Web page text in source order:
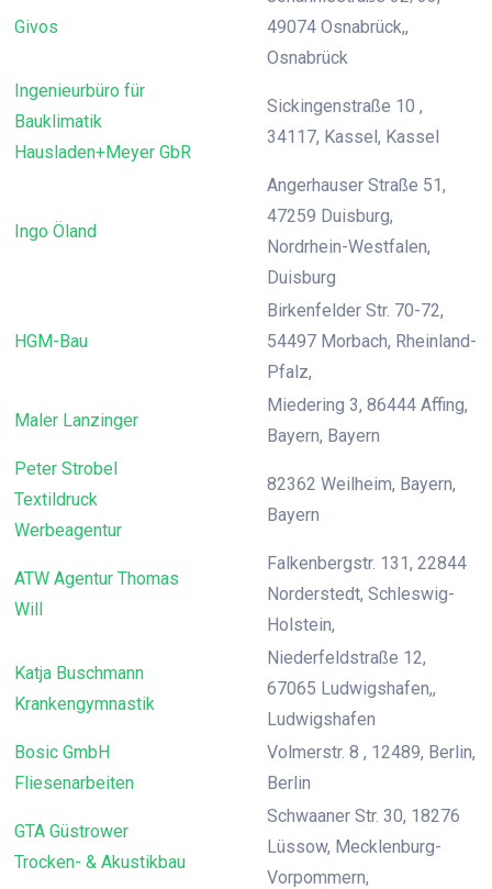
Givos
49074 Osnabrück,,
Osnabrück
Ingenieurbüro für
Bauklimatik
Hausladen+Meyer GbR
Sickingenstraße 10 ,
34117, Kassel, Kassel
Ingo Öland
Angerhauser Straße 51,
47259 Duisburg,
Nordrhein-Westfalen,
Duisburg
HGM-Bau
Birkenfelder Str. 70-72,
54497 Morbach, Rheinland-
Pfalz,
Maler Lanzinger
Miedering 3, 86444 Affing,
Bayern, Bayern
Peter Strobel
Textildruck
Werbeagentur
82362 Weilheim, Bayern,
Bayern
ATW Agentur Thomas
Will
Falkenbergstr. 131, 22844
Norderstedt, Schleswig-
Holstein,
Katja Buschmann
Krankengymnastik
Niederfeldstraße 12,
67065 Ludwigshafen,,
Ludwigshafen
Bosic GmbH
Fliesenarbeiten
Volmerstr. 8 , 12489, Berlin,
Berlin
GTA Güstrower
Trocken- & Akustikbau
Schwaaner Str. 30, 18276
Lüssow, Mecklenburg-
Vorpommern,